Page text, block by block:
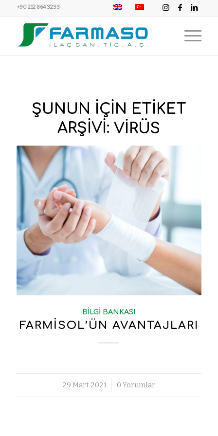
+90 212 864 3233
ŞUNUN IÇIN ETIKET
ARŞIVI:VIRÜS
BILGI BANKASI
FARMİSOL’ÜN AVANTAJLARI
29 Mart 2021
/ 0 Yorumlar